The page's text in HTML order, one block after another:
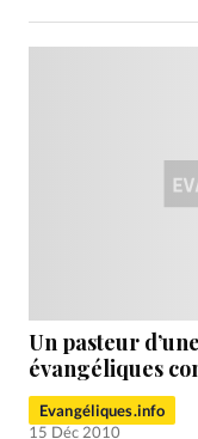
Un pasteur
évangéliques
Evangéliques.info
15 Déc 2010